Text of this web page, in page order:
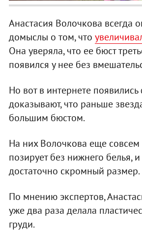
Анастасия Волочкова всегда
домыслы о том, что
Она уверяла, что ее бюст
появился у нее без
Но вот в интернете
доказывают, что раньше
большим бюстом.
На них Волочкова еще
позирует без нижнего белья,
достаточно скромный размер.
По мнению экспертов,
уже два раза делала
груди.